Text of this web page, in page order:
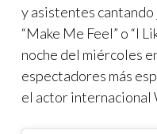
y asistentes
“Make Me Feel” o “I
noche del miércoles
espectadores más
el actor internacional